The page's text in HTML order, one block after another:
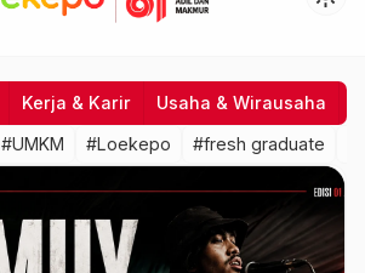
Kerja & Karir Usaha & Wirausaha
#UMKM #Loekepo #fresh graduate